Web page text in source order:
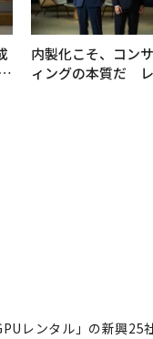
内製化こそ、コン
ィングの本質だ
レンタル」の新興25